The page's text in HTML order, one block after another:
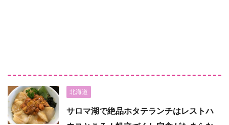
北海道
サロマ湖で絶品ホタテランチはレストハ